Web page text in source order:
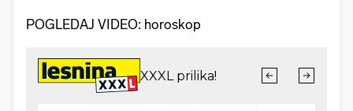
POGLEDAJ VIDEO: horoskop